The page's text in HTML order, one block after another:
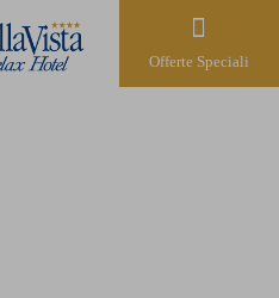
Offerte Speciali